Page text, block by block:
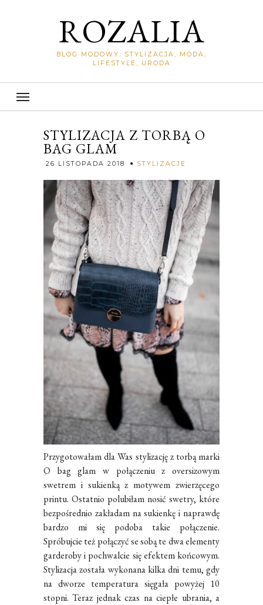
ROZALIA
BLOG MODOWY: STYLIZACJA, MODA,
LIFESTYLE, URODA
STYLIZACJA Z TORBĄ O
BAG GLAM
26 LISTOPADA 2018 STYLIZACJE
Przygotowałam dla Was stylizację z torbą marki
O bag glam w połączeniu z oversizowym
swetrem i sukienką z motywem zwierzęcego
printu. Ostatnio polubiłam nosić swetry, które
bezpośrednio zakładam na sukienkę i naprawdę
bardzo mi się podoba takie połączenie.
Spróbujcie też połączyć se sobą te dwa elementy
garderoby i pochwalcie się efektem końcowym.
Stylizacja została wykonana kilka dni temu, gdy
na dworze temperatura sięgała powyżej 10
stopni. Teraz jednak czas na ciepłe ubrania, a